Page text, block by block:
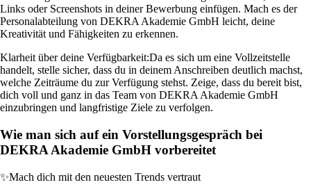
Links oder Screenshots in deiner Bewerbung einfügen. Mach es der
Personalabteilung von DEKRA Akademie GmbH leicht, deine
Kreativität und Fähigkeiten zu erkennen.
Klarheit über deine Verfügbarkeit:Da es sich um eine Vollzeitstelle
handelt, stelle sicher, dass du in deinem Anschreiben deutlich machst,
welche Zeiträume du zur Verfügung stehst. Zeige, dass du bereit bist,
dich voll und ganz in das Team von DEKRA Akademie GmbH
einzubringen und langfristige Ziele zu verfolgen.
Wie man sich auf ein Vorstellungsgespräch bei
DEKRA Akademie GmbH vorbereitet
✨Mach dich mit den neuesten Trends vertraut